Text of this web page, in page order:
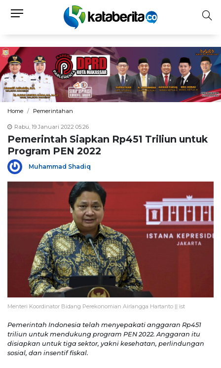
Home Pemerintahan
Rabu, 19 Januari 2022 05:26
Pemerintah Siapkan Rp451 Triliun untuk
Program PEN 2022
Muhammad Shadiq
Menteri Koordinator Bidang Perekonomian Airlangga Hartanto || ist
Pemerintah Indonesia telah menyepakati anggaran Rp451
triliun untuk mendukung program PEN 2022. Anggaran itu
disiapkan untuk tiga sektor, yakni kesehatan, perlindungan
sosial, dan insentif fiskal.